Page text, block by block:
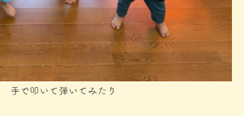
手で叩いて弾いてみたり